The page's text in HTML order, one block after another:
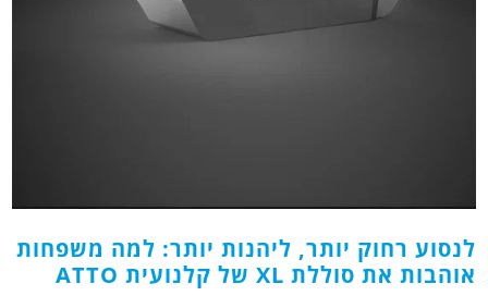
לנסוע רחוק יותר, ליהנות יותר: למה משפחות
אוהבות את סוללת XL של קלנועית ATTO